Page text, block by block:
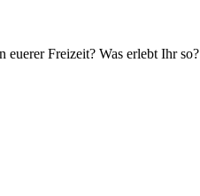
Freizeit? Was erlebt Ihr so?